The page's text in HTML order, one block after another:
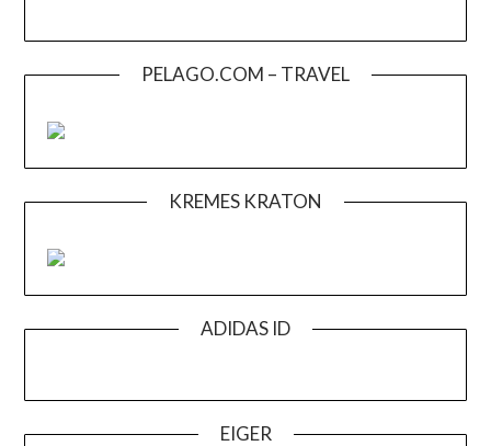
PELAGO.COM – TRAVEL
KREMES KRATON
ADIDAS ID
EIGER